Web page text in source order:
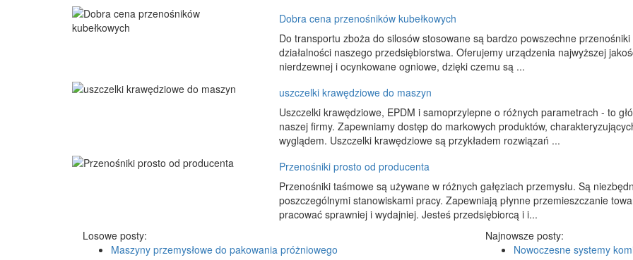
Dobra cena przenośników kubełkowych
Do transportu zboża do silosów stosowane są bardzo powszechne
działalności naszego przedsiębiorstwa. Oferujemy urządzenia najwyższej
nierdzewnej i ocynkowane ogniowe, dzięki czemu są ...
uszczelki krawędziowe do maszyn
Uszczelki krawędziowe, EPDM i samoprzylepne o różnych parametrach - to
naszej firmy. Zapewniamy dostęp do markowych produktów,
wyglądem. Uszczelki krawędziowe są przykładem rozwiązań ...
Przenośniki prosto od producenta
Przenośniki taśmowe są używane w różnych gałęziach przemysłu. Są
poszczególnymi stanowiskami pracy. Zapewniają płynne przemieszczanie
pracować sprawniej i wydajniej. Jesteś przedsiębiorcą i i...
Losowe posty:
Maszyny przemysłowe do pakowania próżniowego
Najnowsze posty:
Nowoczesne systemy